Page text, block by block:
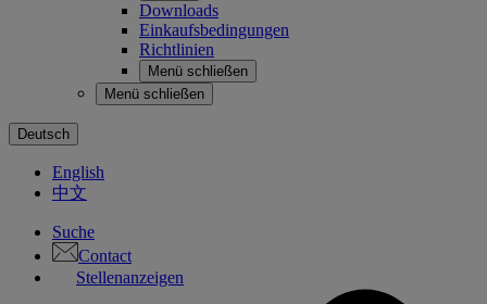
Downloads
Einkaufsbedingungen
Richtlinien
Menü schließen
Menü schließen
Deutsch
English
中文
Suche
Contact
Stellenanzeigen